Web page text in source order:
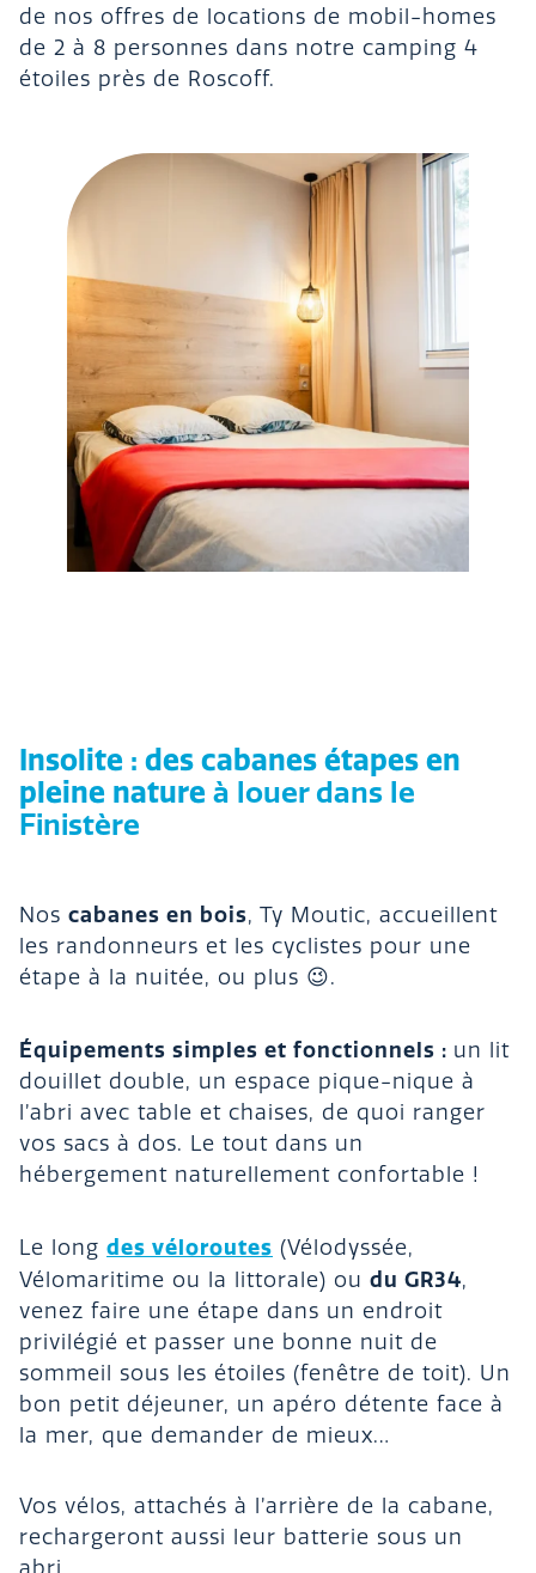
de nos offres de locations de mobil-homes
de 2 à 8 personnes dans notre camping 4
étoiles près de Roscoff.
Insolite : des cabanes étapes en
pleine nature à louer dans le
Finistère
Nos cabanes en bois, Ty Moutic, accueillent
les randonneurs et les cyclistes pour une
étape à la nuitée, ou plus 😉.
Équipements simples et fonctionnels : un lit
douillet double, un espace pique-nique à
l’abri avec table et chaises, de quoi ranger
vos sacs à dos. Le tout dans un
hébergement naturellement confortable !
Le long des véloroutes (Vélodyssée,
Vélomaritime ou la littorale) ou du GR34,
venez faire une étape dans un endroit
privilégié et passer une bonne nuit de
sommeil sous les étoiles (fenêtre de toit). Un
bon petit déjeuner, un apéro détente face à
la mer, que demander de mieux…
Vos vélos, attachés à l’arrière de la cabane,
rechargeront aussi leur batterie sous un